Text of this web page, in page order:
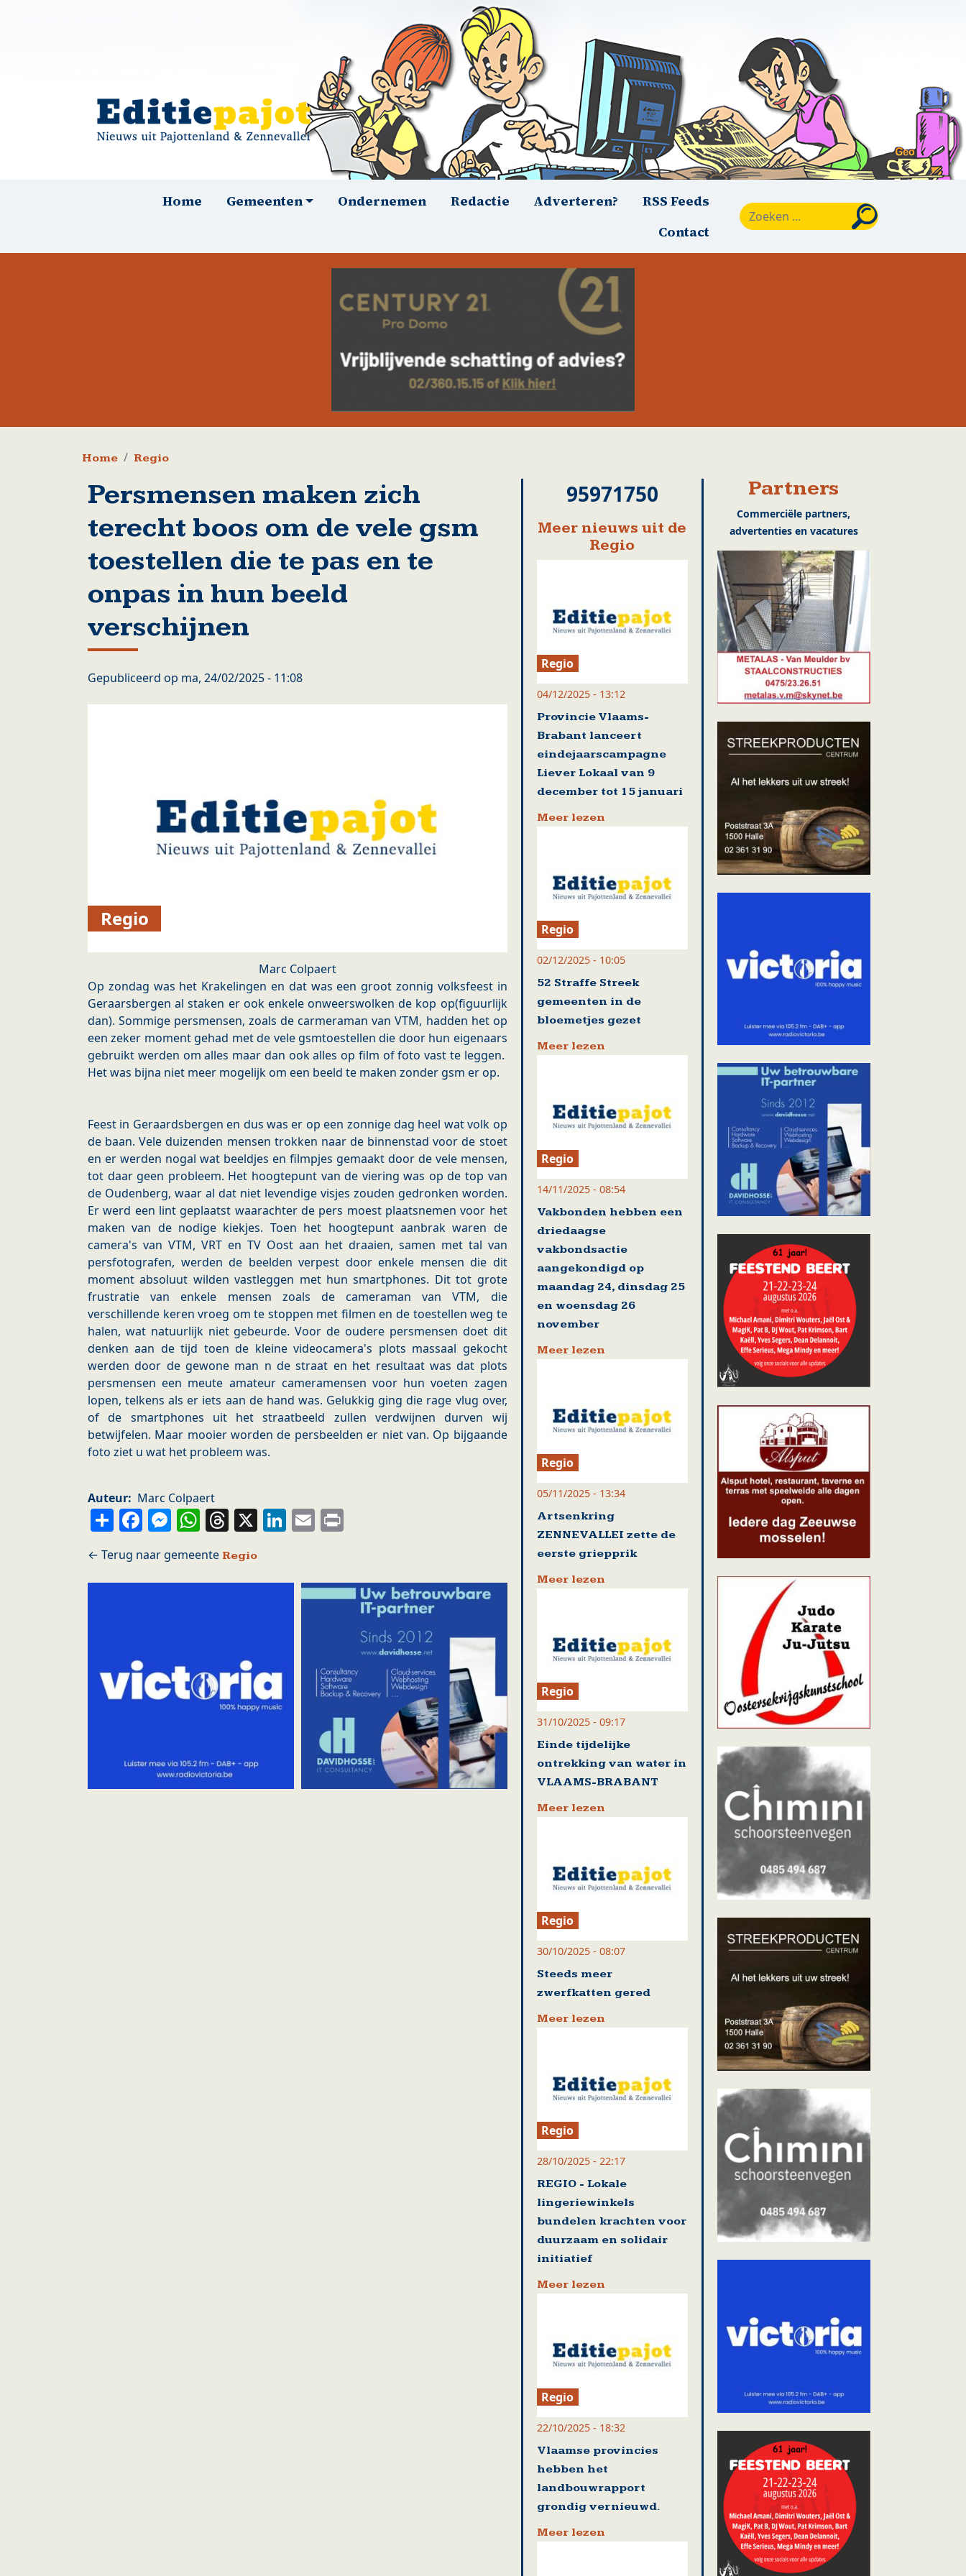
HoofdnavigatieHome Gemeenten Ondernemen Redactie Adverteren?
RSS Feeds
Contact
Kruimelpad
Home Regio
Persmensen maken zich
terecht boos om de vele gsm
toestellen die te pas en te
onpas in hun beeld
verschijnen
Gepubliceerd op ma, 24/02/2025 - 11:08
Regio
Marc Colpaert
Op zondag was het Krakelingen en dat was een groot zonnig volksfeest in
Geraarsbergen al staken er ook enkele onweerswolken de kop op(figuurlijk
dan). Sommige persmensen, zoals de carmeraman van VTM, hadden het op
een zeker moment gehad met de vele gsmtoestellen die door hun eigenaars
gebruikt werden om alles maar dan ook alles op film of foto vast te leggen.
Het was bijna niet meer mogelijk om een beeld te maken zonder gsm er op.
Feest in Geraardsbergen en dus was er op een zonnige dag heel wat volk op
de baan. Vele duizenden mensen trokken naar de binnenstad voor de stoet
en er werden nogal wat beeldjes en filmpjes gemaakt door de vele mensen,
tot daar geen probleem. Het hoogtepunt van de viering was op de top van
de Oudenberg, waar al dat niet levendige visjes zouden gedronken worden.
Er werd een lint geplaatst waarachter de pers moest plaatsnemen voor het
maken van de nodige kiekjes. Toen het hoogtepunt aanbrak waren de
camera's van VTM, VRT en TV Oost aan het draaien, samen met tal van
persfotografen, werden de beelden verpest door enkele mensen die dit
moment absoluut wilden vastleggen met hun smartphones. Dit tot grote
frustratie van enkele mensen zoals de cameraman van VTM, die
verschillende keren vroeg om te stoppen met filmen en de toestellen weg te
halen, wat natuurlijk niet gebeurde. Voor de oudere persmensen doet dit
denken aan de tijd toen de kleine videocamera's plots massaal gekocht
werden door de gewone man n de straat en het resultaat was dat plots
persmensen een meute amateur cameramensen voor hun voeten zagen
lopen, telkens als er iets aan de hand was. Gelukkig ging die rage vlug over,
of de smartphones uit het straatbeeld zullen verdwijnen durven wij
betwijfelen. Maar mooier worden de persbeelden er niet van. Op bijgaande
foto ziet u wat het probleem was.
Auteur Marc Colpaert
ShareFacebook
Messenger
WhatsApp
Threads
X LinkedIn
Email
Regio
95971750
Meer nieuws uit de
Regio
Regio
04/12/2025 - 13:12
Provincie Vlaams-
Brabant lanceert
eindejaarscampagne
Liever Lokaal van 9
december tot 15 januari
Meer lezen
Regio
02/12/2025 - 10:05
52 Straffe Streek
gemeenten in de
bloemetjes gezet
Meer lezen
Regio
14/11/2025 - 08:54
Vakbonden hebben een
driedaagse
vakbondsactie
aangekondigd op
maandag 24, dinsdag 25
en woensdag 26
november
Meer lezen
Regio
05/11/2025 - 13:34
Artsenkring
ZENNEVALLEI zette de
eerste griepprik
Meer lezen
Regio
31/10/2025 - 09:17
Einde tijdelijke
ontrekking van water in
VLAAMS-BRABANT
Meer lezen
Regio
30/10/2025 - 08:07
Steeds meer
zwerfkatten gered
Meer lezen
Regio
28/10/2025 - 22:17
REGIO - Lokale
lingeriewinkels
bundelen krachten voor
duurzaam en solidair
initiatief
Meer lezen
Regio
22/10/2025 - 18:32
Vlaamse provincies
hebben het
landbouwrapport
grondig vernieuwd.
Meer lezen
Partners
Commerciële partners,
advertenties en vacatures